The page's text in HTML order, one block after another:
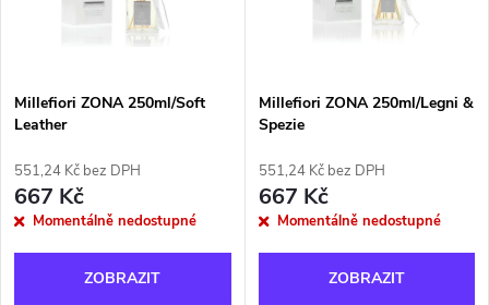
p
r
o
s
p
r
o
Millefiori ZONA 250ml/Soft
Leather
551,24 Kč bez DPH
667 Kč
Momentálně nedostupné
ZOBRAZIT
Millefiori ZONA 250ml/Legni &
Spezie
551,24 Kč bez DPH
667 Kč
Momentálně nedostupné
ZOBRAZIT